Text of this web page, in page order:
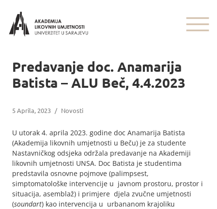
Predavanje doc. Anamarija
Batista – ALU Beč, 4.4.2023
5 Aprila, 2023 / Novosti
U utorak 4. aprila 2023. godine doc Anamarija Batista
(Akademija likovnih umjetnosti u Beču) je za studente
Nastavničkog odsjeka održala predavanje na Akademiji
likovnih umjetnosti UNSA. Doc Batista je studentima
predstavila osnovne pojmove (palimpsest,
simptomatološke intervencije u javnom prostoru, prostor i
situacija, asemblaž) i primjere djela zvučne umjetnosti
(soundart) kao intervencija u urbananom krajoliku